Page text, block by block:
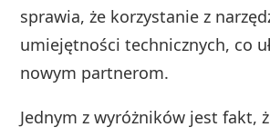
sprawia, że korzystanie z
umiejętności technicznych, co
nowym partnerom.
Jednym z wyróżników jest fakt,